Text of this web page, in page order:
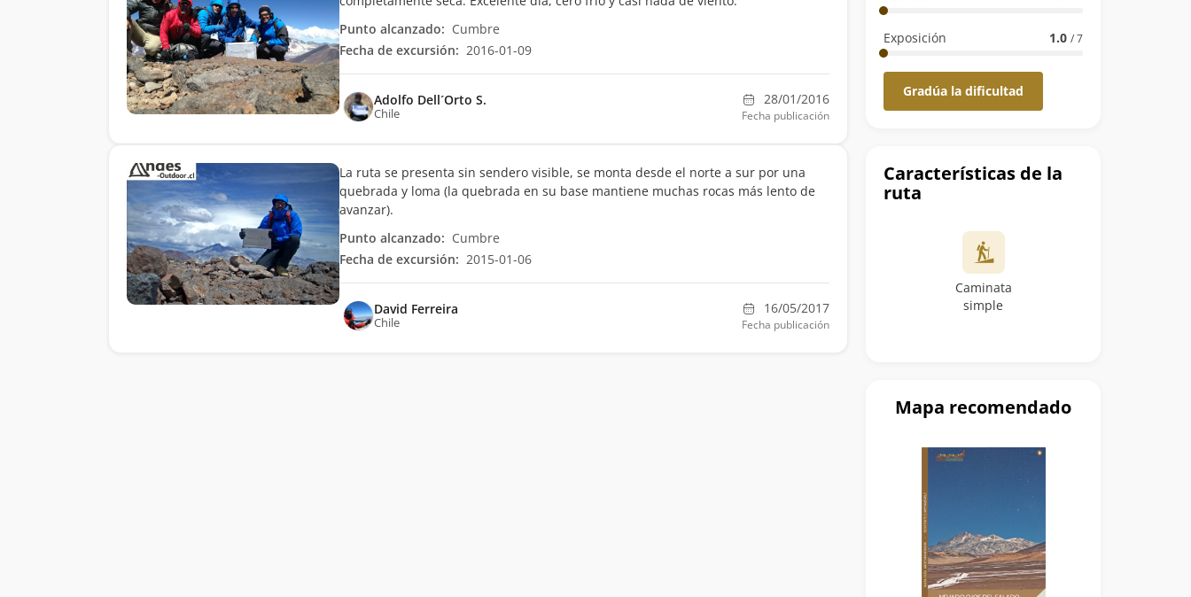
Exposición 1.0 / 7
Gradúa la dificultad
Características de la
ruta
Caminata
simple
Mapa recomendado
Punto alcanzado: Cumbre
Fecha de excursión: 2016-01-09
Adolfo Dell´Orto S.
Chile
28/01/2016
Fecha publicación
La ruta se presenta sin sendero visible, se monta desde el norte a sur por una
quebrada y loma (la quebrada en su base mantiene muchas rocas más lento de
avanzar).
Punto alcanzado: Cumbre
Fecha de excursión: 2015-01-06
David Ferreira
Chile
16/05/2017
Fecha publicación